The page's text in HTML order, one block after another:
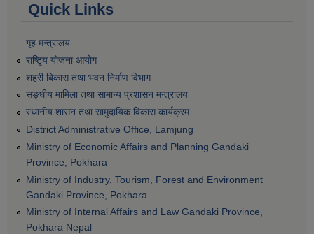
Quick Links
गृह मन्त्रालय
राष्टि्ृय योजना आयोग
शहरी बिकास तथा भवन निर्माण विभाग
सङ्घीय मामिला तथा सामान्य प्रशासन मन्त्रालय
स्थानीय शासन तथा सामुदायिक विकास कार्यक्रम
District Administrative Office, Lamjung
Ministry of Economic Affairs and Planning Gandaki
Province, Pokhara
Ministry of Industry, Tourism, Forest and Environment
Gandaki Province, Pokhara
Ministry of Internal Affairs and Law Gandaki Province,
Pokhara Nepal